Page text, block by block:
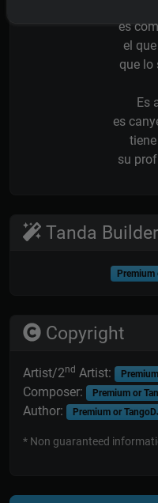
es
el
que lo
Es
es
su
Tanda Builder
Premium
Copyright
Artist/2nd Artist:
Composer: Premium or
Author: Premium or
* Non guaranteed